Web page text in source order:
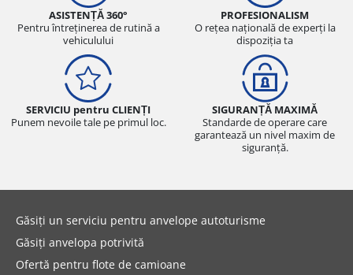
ASISTENȚĂ 360°
Pentru întreținerea de rutină a
vehiculului
PROFESIONALISM
O rețea națională de experți la
dispoziția ta
SERVICIU pentru CLIENȚI
Punem nevoile tale pe primul loc.
SIGURANȚĂ MAXIMĂ
Standarde de operare care
garantează un nivel maxim de
siguranță.
Găsiți un serviciu pentru anvelope autoturisme
Găsiți anvelopa potrivită
Ofertă pentru flote de camioane